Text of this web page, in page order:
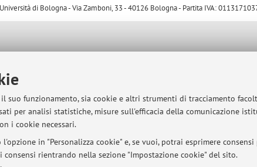
suo funzionamento, sia cookie e altri strumenti di tracciamento
per analisi statistiche, misure sull'efficacia della comunicazione
i cookie necessari.
in "Personalizza cookie" e, se vuoi, potrai esprimere
rientrando nella sezione "Impostazione cookie" del sito.
di Bologna - Via Zamboni, 33 - 40126 Bologna - Partita IVA: